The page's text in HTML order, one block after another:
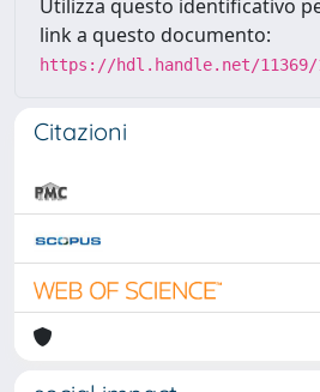
Utilizza questo identificativo
link a questo documento:
https://hdl.handle.net/11369/
Citazioni